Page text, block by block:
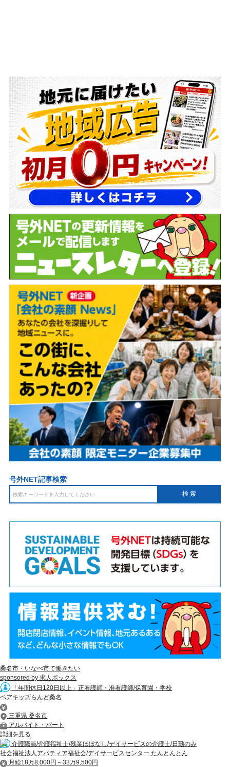
号外NET記事検索
桑名市・いなべ市で働きたい
sponsored by 求人ボックス
「年間休日120日以上」正看護師・准看護師/保育園・学校
ベアキッズらんど桑名
三重県 桑名市
アルバイト・パート
詳細を見る
介護職員/介護福祉士/残業ほぼなし/デイサービスの介護士/日勤のみ
社会福祉法人アパティア福祉会/デイサービスセンター たんとんとん
月給18万8,000円～33万9,500円